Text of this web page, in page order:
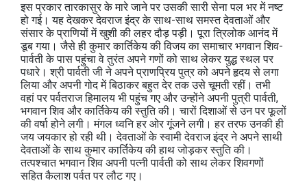
इस प्रकार तारकासुर के मारे जाने पर उसकी सारी सेना पल भर में नष्ट
हो गई। यह देखकर देवराज इंद्र के साथ-साथ समस्त देवताओं और
संसार के प्राणियों में खुशी की लहर दौड़ पड़ी। पूरा त्रिलोक आनंद में
डूब गया। जैसे ही कुमार कार्तिकेय की विजय का समाचार भगवान शिव-
पार्वती के पास पहुंचा वे तुरंत अपने गणों को साथ लेकर युद्ध स्थल पर
पधारे। श्री पार्वती जी ने अपने प्राणप्रिय पुत्र को अपने हृदय से लगा
लिया और अपनी गोद में बिठाकर बहुत देर तक उसे चूमती रहीं। तभी
वहां पर पर्वतराज हिमालय भी पहुंच गए और उन्होंने अपनी पुत्री पार्वती,
भगवान शिव और कार्तिकेय की स्तुति की। चारों दिशाओं से उन पर फूलों
की वर्षा होने लगी। मंगल ध्वनि हर ओर गूंजने लगी। हर तरफ उनकी ही
जय जयकार हो रही थी। देवताओं के स्वामी देवराज इंद्र ने अपने साथी
देवताओं के साथ कुमार कार्तिकेय की हाथ जोड़कर स्तुति की।
तत्पश्चात भगवान शिव अपनी पत्नी पार्वती को साथ लेकर शिवगणों
सहित कैलाश पर्वत पर लौट गए।